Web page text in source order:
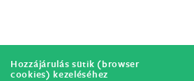
Hozzájárulás sütik (browser
cookies) kezeléséhez